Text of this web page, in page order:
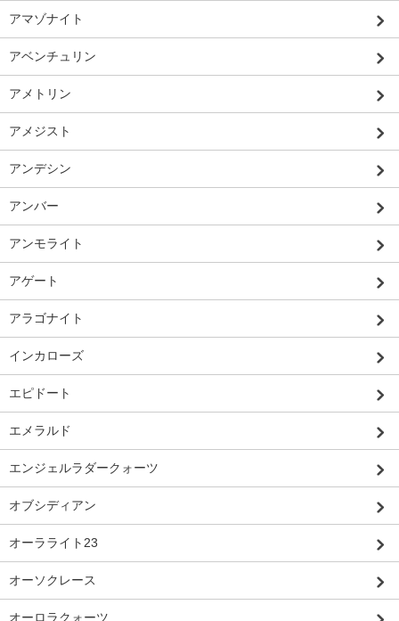
アマゾナイト
アベンチュリン
アメトリン
アメジスト
アンデシン
アンバー
アンモライト
アゲート
アラゴナイト
インカローズ
エピドート
エメラルド
エンジェルラダークォーツ
オブシディアン
オーラライト23
オーソクレース
オーロラクォーツ